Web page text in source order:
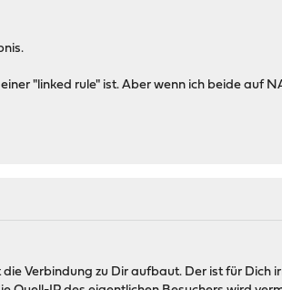
"linked rule" ist. Aber wenn ich beide auf
Verbindung zu Dir aufbaut. Der ist für Dich